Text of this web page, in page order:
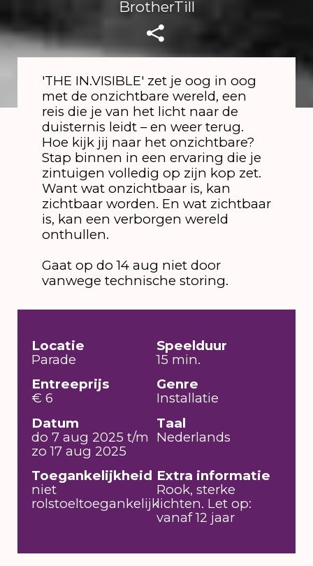
BrotherTill
'THE IN.VISIBLE' zet je oog in oog
met de onzichtbare wereld, een
reis die je van het licht naar de
duisternis leidt – en weer terug.
Hoe kijk jij naar het onzichtbare?
Stap binnen in een ervaring die je
zintuigen volledig op zijn kop zet.
Want wat onzichtbaar is, kan
zichtbaar worden. En wat zichtbaar
is, kan een verborgen wereld
onthullen.
Gaat op do 14 aug niet door
vanwege technische storing.
Locatie
Parade
Speelduur
15 min.
Entreeprijs
€ 6
Genre
Installatie
Datum
do 7 aug 2025 t/m
zo 17 aug 2025
Taal
Nederlands
Toegankelijkheid
niet
rolstoeltoegankelijk
Extra informatie
Rook, sterke
lichten. Let op:
vanaf 12 jaar